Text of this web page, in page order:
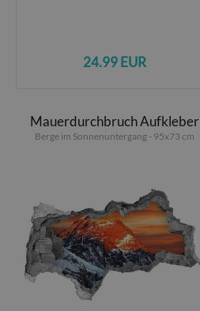
24.99 EUR
Mauerdurchbruch Aufkleber
Berge im Sonnenuntergang - 95x73 cm